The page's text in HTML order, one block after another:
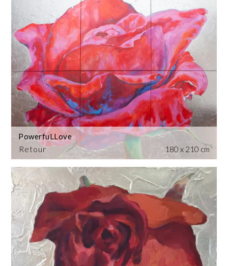
Retour
PowerfuLLove
180 x 210 cm